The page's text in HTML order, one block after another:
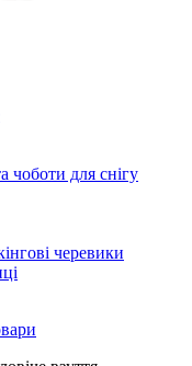
чоботи для снігу
черевики